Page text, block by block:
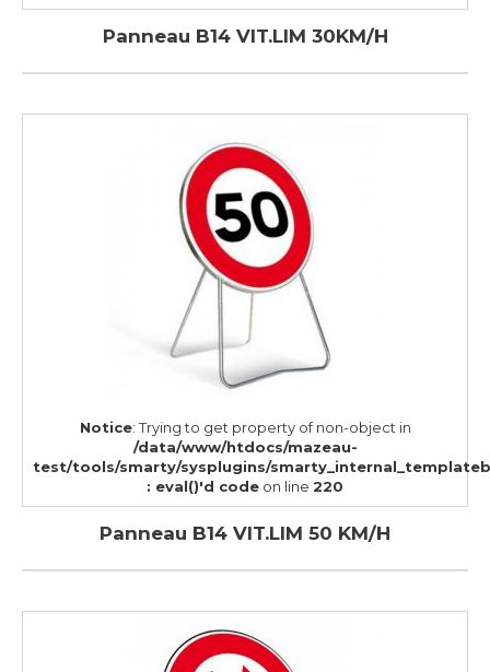
Panneau B14 VIT.LIM 30KM/H
Notice: Trying to get property of non-object in
/data/www/htdocs/mazeau-
test/tools/smarty/sysplugins/
: eval()'d code on line 220
Panneau B14 VIT.LIM 50 KM/H